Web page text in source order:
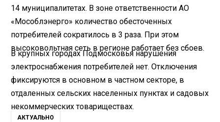
14 муниципалитетах. В зоне ответственности АО
«Мособлэнерго» количество обесточенных
потребителей сократилось в 3 раза. При этом
высоковольтная сеть в регионе работает без сбоев.
В крупных городах Подмосковья нарушения
электроснабжения потребителей нет. Отключения
фиксируются в основном в частном секторе, в
отдаленных сельских населенных пунктах и садовых
некоммерческих товариществах.
АКТУАЛЬНО